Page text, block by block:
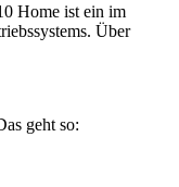
Home ist ein im
Über
geht so: